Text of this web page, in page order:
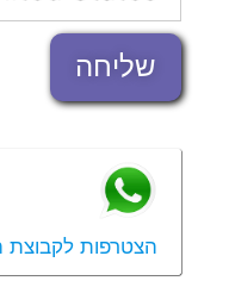
שליחה
הצטרפות לקבוצת